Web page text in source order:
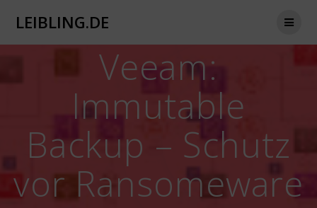
LEIBLING.DE
Veeam:
Immutable
Backup – Schutz
vor Ransomeware